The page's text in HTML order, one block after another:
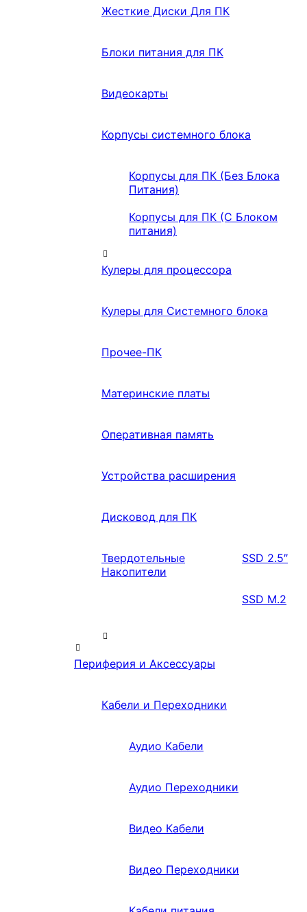
Жесткие Диски Для ПК
Блоки питания для ПК
Видеокарты
Корпусы системного блока
Корпусы для ПК (Без Блока
Питания)
Корпусы для ПК (С Блоком
питания)
Кулеры для процессора
Кулеры для Системного блока
Прочее-ПК
Материнские платы
Оперативная память
Устройства расширения
Дисковод для ПК
Твердотельные
Накопители
SSD 2.5″
SSD M.2
Периферия и Аксессуары
Кабели и Переходники
Аудио Кабели
Аудио Переходники
Видео Кабели
Видео Переходники